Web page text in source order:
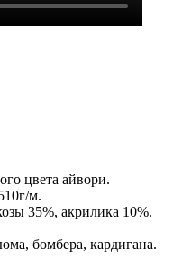
цвета айвори.
м.
35%, акрилика 10%.
бомбера, кардигана.